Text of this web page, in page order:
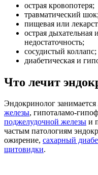
острая кровопотеря;
травматический шок;
пищевая или
острая дыхательная
недостаточность;
сосудистый коллапс;
диабетическая и
Что лечит
Эндокринолог
железы, гипоталамо-
поджелудочной железы и
частым патологиям
ожирение, сахарный
щитовидки.